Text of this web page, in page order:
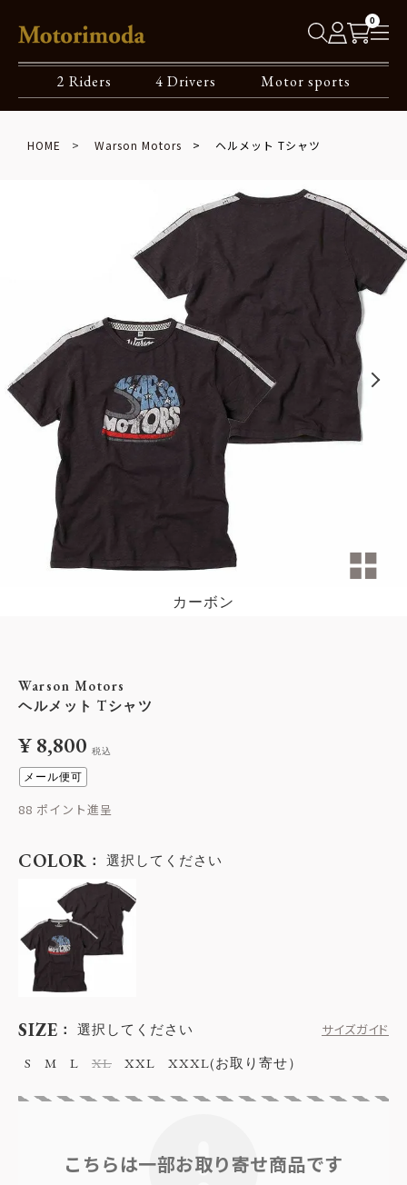
0
2 Riders 4 Drivers Motor sports
HOME Warson Motors ヘルメット Tシャツ
カーボン
Warson Motors
ヘルメット Tシャツ
¥8,800 税込
メール便可
88
SIZE 選択してください
サイズガイド
S
M L XL XXL XXXL(お取り寄せ）
COLOR 選択してください
こちらは一部お取り寄せ商品です